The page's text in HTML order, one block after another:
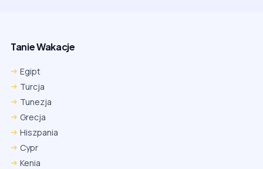
Tanie Wakacje
Egipt
Turcja
Tunezja
Grecja
Hiszpania
Cypr
Kenia